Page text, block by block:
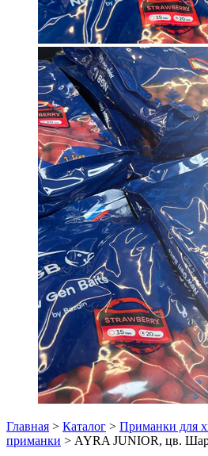
Главная > Каталог > Приманки для
приманки > AYRA JUNIOR, цв.